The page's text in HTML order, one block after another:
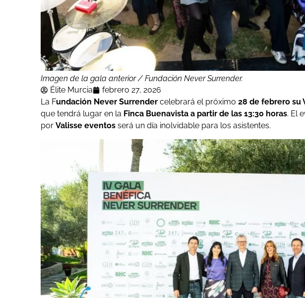
Imagen de la gala anterior / Fundación Never Surrender.
Élite Murcia
febrero 27, 2026
La Fundación Never Surrender celebrará el próximo 28 de febrero su
que tendrá lugar en la Finca Buenavista a partir de las 13:30 horas. El
por Valisse eventos será un día inolvidable para los asistentes.